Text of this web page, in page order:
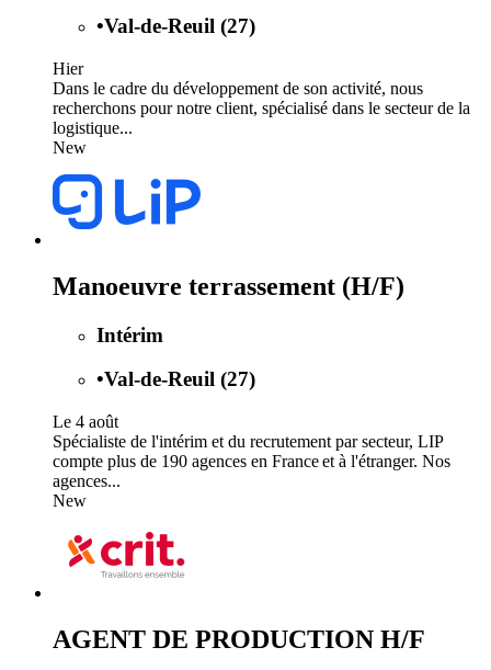
•Val-de-Reuil (27)
Hier
Dans le cadre du développement de son activité, nous
recherchons pour notre client, spécialisé dans le secteur de la
logistique...
New
Manoeuvre terrassement (H/F)
Intérim
•Val-de-Reuil (27)
Le 4 août
Spécialiste de l'intérim et du recrutement par secteur, LIP
compte plus de 190 agences en France et à l'étranger. Nos
agences...
New
AGENT DE PRODUCTION H/F